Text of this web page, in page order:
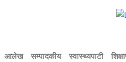
आलेख सम्पादकीय स्वास्थ्यपाटी